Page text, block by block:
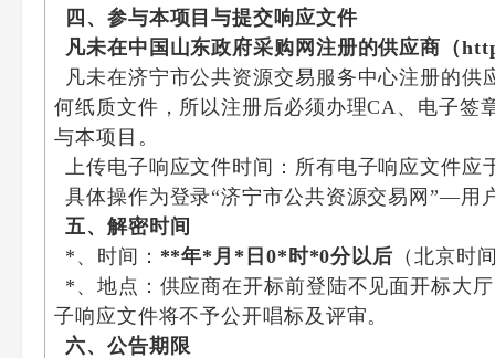
四、参与本项目与提交响应文件
凡未在中国山东政府采购网注册的供应商（
凡未在济宁市公共资源交易服务中心注册的
何纸质文件，所以注册后必须办理CA、电子
与本项目。
上传电子响应文件时间：所有电子响应文件应
具体操作为登录“济宁市公共资源交易网”—
五、解密时间
*、时间： **年* 月 * 日 0*时*0分以后 （北京时
*、地点：供应商在开标前登陆不见面开标大
子响应文件将不予公开唱标及评审。
六、公告期限